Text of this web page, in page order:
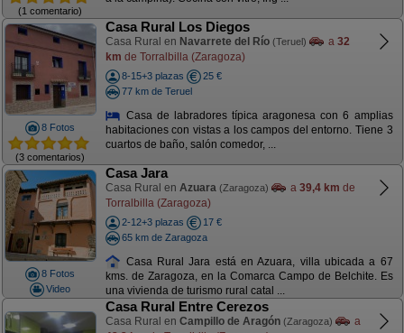
(1 comentario)
8 Fotos
(3 comentarios)
Casa Rural Los Diegos
Casa Rural en Navarrete del Río (Teruel) a 32
km de Torralbilla (Zaragoza)
8-15+3 plazas
25 €
77 km de Teruel
Casa de labradores típica aragonesa con 6 amplias
habitaciones con vistas a los campos del entorno. Tiene 3
cuartos de baño, salón comedor, ...
8 Fotos
Video
Casa Jara
Casa Rural en Azuara (Zaragoza) a 39,4 km de
Torralbilla (Zaragoza)
2-12+3 plazas
17 €
65 km de Zaragoza
Casa Rural Jara está en Azuara, villa ubicada a 67
kms. de Zaragoza, en la Comarca Campo de Belchite. Es
una vivienda de turismo rural catal ...
Casa Rural Entre Cerezos
Casa Rural en Campillo de Aragón (Zaragoza)
a